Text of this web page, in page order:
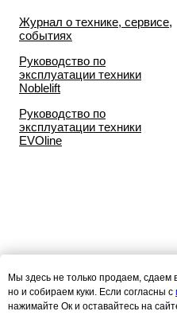
Журнал о технике, сервисе,
событиях
Руководство по
эксплуатации техники
Noblelift
Руководство по
эксплуатации техники
EVOline
информационные
Мы здесь не только продаем, сдаем
но и собираем куки. Если согласны с
нажимайте Ок и оставайтесь на